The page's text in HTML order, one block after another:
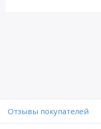
Отзывы покупателей